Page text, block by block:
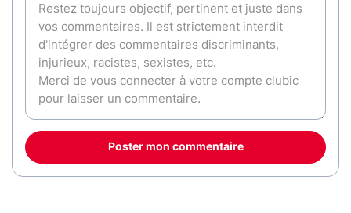
Poster mon commentaire